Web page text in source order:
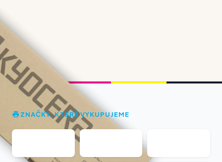
ZNAČKY, KTERÉ VYKUPUJEME